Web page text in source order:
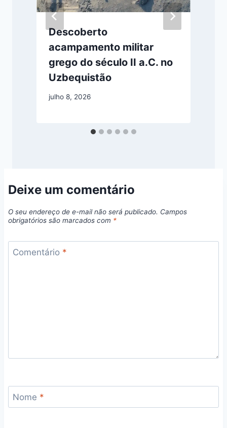
Descoberto
acampamento militar
grego do século II a.C. no
Uzbequistão
julho 8, 2026
Deixe um comentário
O seu endereço de e-mail não será publicado. Campos
obrigatórios são marcados com *
Comentário *
Nome *